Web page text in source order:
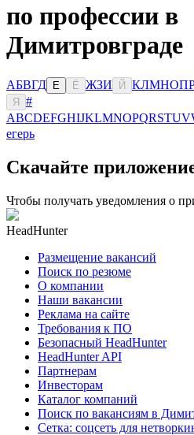
по профессии в
Димитровграде
АБВГД Е Ё ЖЗИ Й КЛМНОП
Я
#
ABCDEFGHIJKLMNOPQRSTUV
егерь
Скачайте
Чтобы получать уведомления о
HeadHunter
Размещение вакансий
Поиск по резюме
О компании
Наши вакансии
Реклама на сайте
Требования к ПО
Безопасный HeadHunter
HeadHunter API
Партнерам
Инвесторам
Каталог компаний
Поиск по вакансиям в
Сетка: соцсеть для